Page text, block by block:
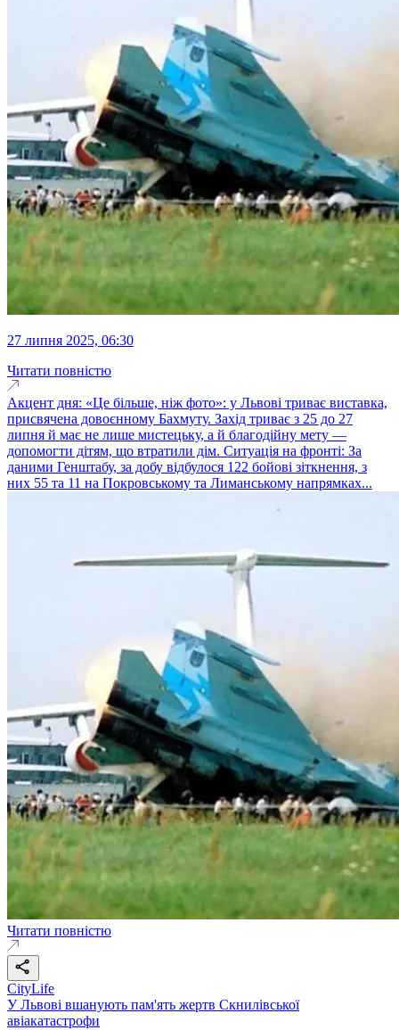
27 липня 2025, 06:30
Читати повністю
Акцент дня: «Це більше, ніж фото»: у Львові триває виставка,
присвячена довоєнному Бахмуту. Захід триває з 25 до 27
липня й має не лише мистецьку, а й благодійну мету —
допомогти дітям, що втратили дім. Ситуація на фронті: За
даними Генштабу, за добу відбулося 122 бойові зіткнення, з
них 55 та 11 на Покровському та Лиманському напрямках...
Читати повністю
CityLife
У Львові вшанують пам'ять жертв Скнилівської
авіакатастрофи